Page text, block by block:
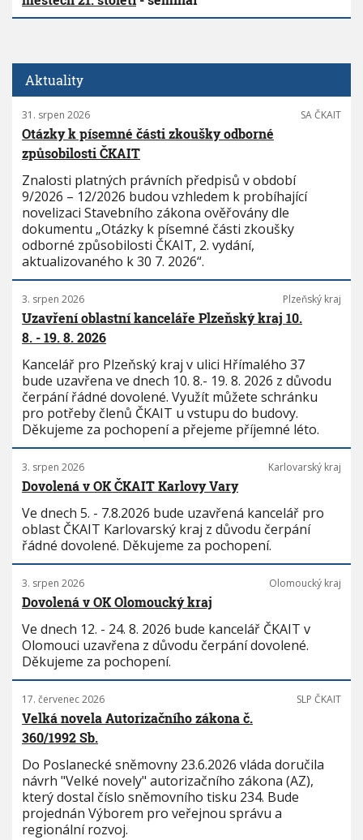
Aktuality
31. srpen 2026 SA ČKAIT
Otázky k písemné části zkoušky odborné
způsobilosti ČKAIT
Znalosti platných právních předpisů v období
9/2026 – 12/2026 budou vzhledem k probíhající
novelizaci Stavebního zákona ověřovány dle
dokumentu „Otázky k písemné části zkoušky
odborné způsobilosti ČKAIT, 2. vydání,
aktualizovaného k 30 7. 2026“.
3. srpen 2026 Plzeňský kraj
Uzavření oblastní kanceláře Plzeňský kraj 10.
8. - 19. 8. 2026
Kancelář pro Plzeňský kraj v ulici Hřímalého 37
bude uzavřena ve dnech 10. 8.- 19. 8. 2026 z důvodu
čerpání řádné dovolené. Využít můžete schránku
pro potřeby členů ČKAIT u vstupu do budovy.
Děkujeme za pochopení a přejeme příjemné léto.
3. srpen 2026 Karlovarský kraj
Dovolená v OK ČKAIT Karlovy Vary
Ve dnech 5. - 7.8.2026 bude uzavřená kancelář pro
oblast ČKAIT Karlovarský kraj z důvodu čerpání
řádné dovolené. Děkujeme za pochopení.
3. srpen 2026 Olomoucký kraj
Dovolená v OK Olomoucký kraj
Ve dnech 12. - 24. 8. 2026 bude kancelář ČKAIT v
Olomouci uzavřena z důvodu čerpání dovolené.
Děkujeme za pochopení.
17. červenec 2026 SLP ČKAIT
Velká novela Autorizačního zákona č.
360/1992 Sb.
Do Poslanecké sněmovny 23.6.2026 vláda doručila
návrh "Velké novely" autorizačního zákona (AZ),
který dostal číslo sněmovního tisku 234. Bude
projednán Výborem pro veřejnou správu a
regionální rozvoj.